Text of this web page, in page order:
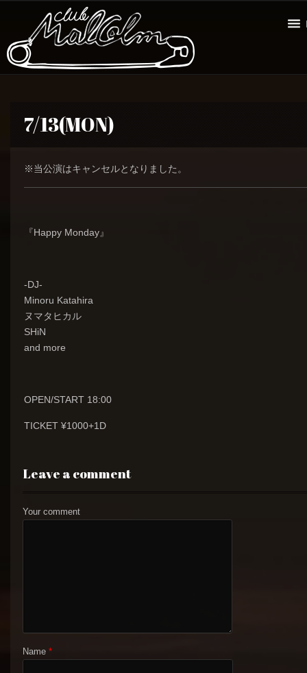
7/13(MON)
※当公演はキャンセルとなりました。
『Happy Monday』
-DJ-
Minoru Katahira
ヌマタヒカル
SHiN
and more
OPEN/START 18:00
TICKET ¥1000+1D
Leave a comment
Your comment
Name *